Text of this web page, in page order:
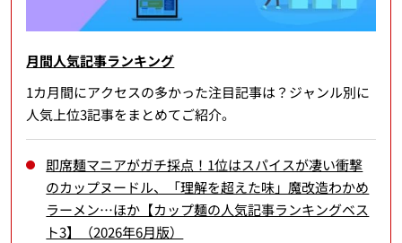
月間人気記事ランキング
1カ月間にアクセスの多かった注目記事は？ジャンル別に
人気上位3記事をまとめてご紹介。
即席麺マニアがガチ採点！1位はスパイスが凄い衝撃
のカップヌードル、「理解を超えた味」魔改造わかめ
ラーメン…ほか【カップ麺の人気記事ランキングベス
ト3】（2026年6月版）